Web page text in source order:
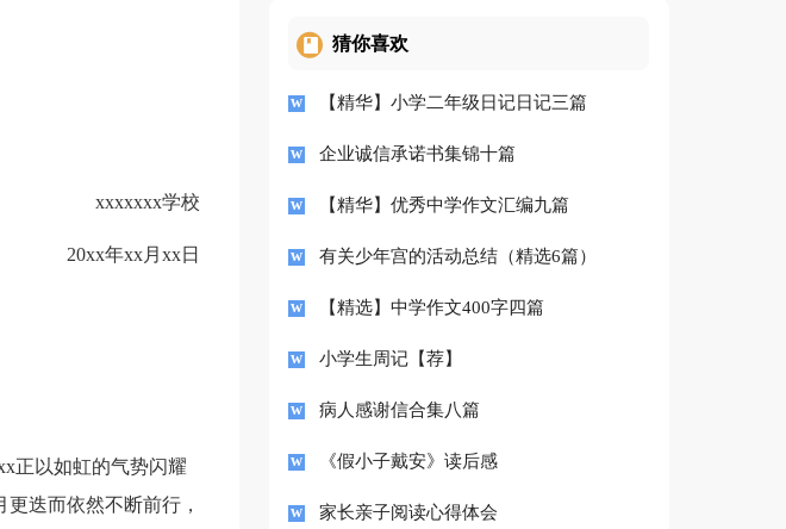
xxxxxxx学校
20xx年xx月xx日
正以如虹的气势闪耀
迭而依然不断前行，
猜你喜欢
【精华】小学二年级日记日记三篇
企业诚信承诺书集锦十篇
【精华】优秀中学作文汇编九篇
有关少年宫的活动总结（精选6篇）
【精选】中学作文400字四篇
小学生周记【荐】
病人感谢信合集八篇
《假小子戴安》读后感
家长亲子阅读心得体会